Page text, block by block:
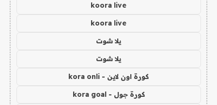
koora live
koora live
يلا شوت
يلا شوت
كورة اون لاين - kora onli
كورة جول - kora goal